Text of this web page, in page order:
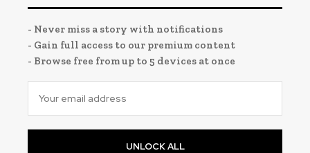
- Never miss a story with notifications
- Gain full access to our premium content
- Browse free from up to 5 devices at once
UNLOCK ALL